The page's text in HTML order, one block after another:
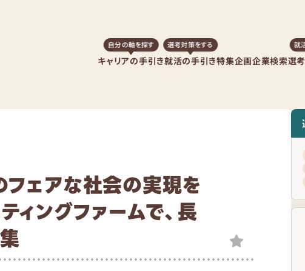
キャリアの手引き
自分の軸を探す
就活の手引き
選考対策をする
特集企画企業検索選
就
フェアな社会の実現を
ィングファームで、長